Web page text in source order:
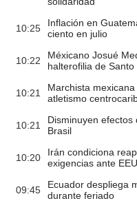
10:25
Inflación en
ciento en julio
10:22
Méxicano Josué
halterofilia de
10:21
Marchista
atletismo
10:21
Disminuyen efectos
Brasil
10:20
Irán condiciona
exigencias ante
09:45
Ecuador despliega
durante feriado